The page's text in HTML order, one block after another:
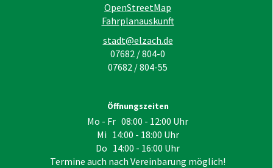
OpenStreetMap
Fahrplanauskunft
stadt@elzach.de
07682 / 804-0
07682 / 804-55
Öffnungszeiten
Mo - Fr 08:00 - 12:00 Uhr
Mi 14:00 - 18:00 Uhr
Do 14:00 - 16:00 Uhr
Termine auch nach Vereinbarung möglich!